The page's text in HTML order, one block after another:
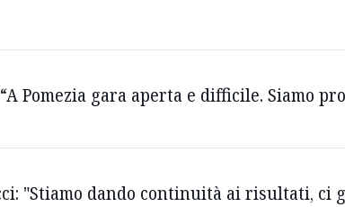
Pomezia gara aperta e difficile. Siamo
"Stiamo dando continuità ai risultati, ci